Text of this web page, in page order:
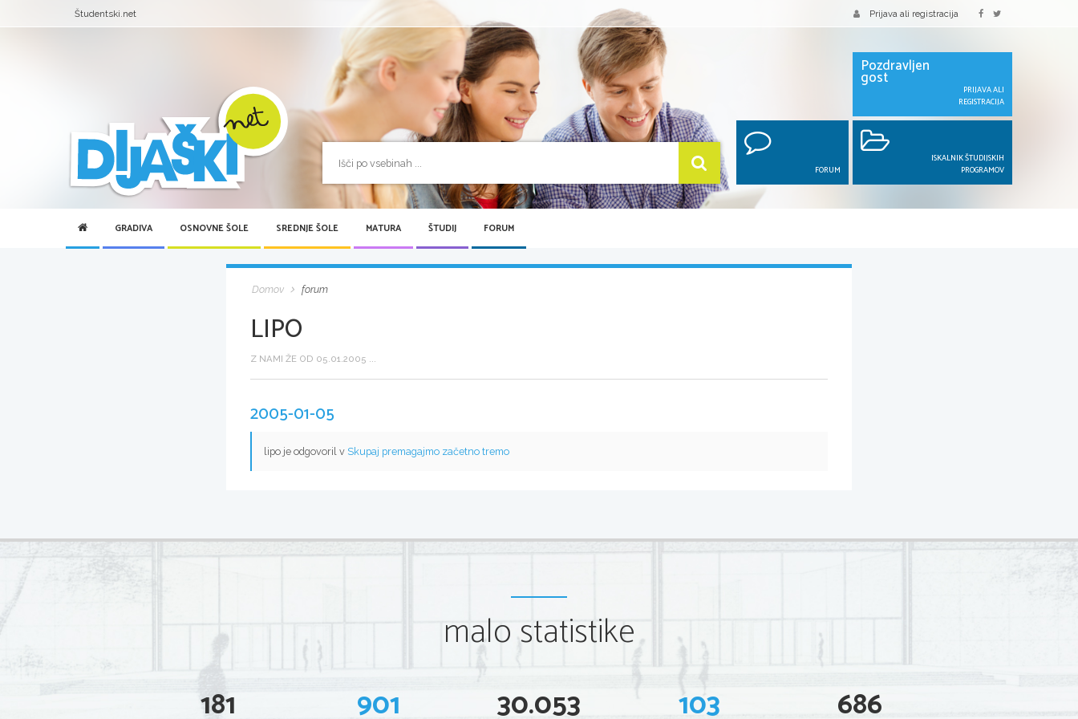
Študentski.net Prijava ali registracija
Pozdravljen
gost
PRIJAVA ALI
REGISTRACIJA
FORUM
ISKALNIK ŠTUDIJSKIH
PROGRAMOV
GRADIVA OSNOVNE ŠOLE SREDNJE ŠOLE MATURA ŠTUDIJ FORUM
Domov forum
LIPO
Z NAMI ŽE OD 05.01.2005 ...
2005-01-05
lipo je odgovoril v Skupaj premagajmo začetno tremo
malo statistike
181 901 30.053 103 686